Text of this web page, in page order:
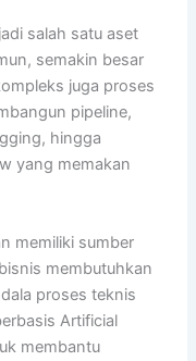
salah satu aset
semakin besar
juga proses
pipeline,
hingga
yang memakan
memiliki sumber
membutuhkan
proses teknis
Artificial
membantu